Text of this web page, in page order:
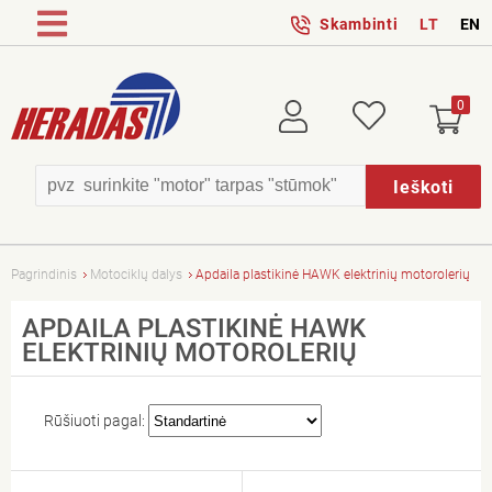
Skambinti LT EN
Ieškoti
Prisijungti Patikusios 0
Pagrindinis Motociklų dalys Apdaila plastikinė HAWK elektrinių motorolerių
APDAILA PLASTIKINĖ HAWK
ELEKTRINIŲ MOTOROLERIŲ
Rūšiuoti pagal: